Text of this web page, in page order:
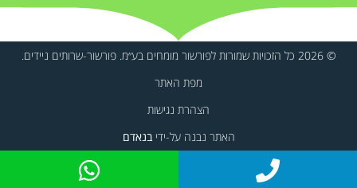
© 2026 כל הזכויות שמורות לפורשור מומחים בע״מ. פורשור-שרותים ניידים.
מפת האתר
הצהרת נגישות
האתר נבנה על-ידיבנאדם